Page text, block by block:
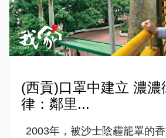
(西貢)口罩中建立 濃
律：鄰里...
2003年，被沙士陰霾籠罩的